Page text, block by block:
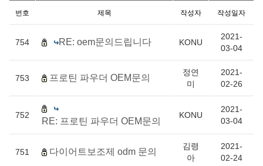
번호 제목 작성자 작성일자
754 RE: oem문의드립니다 KONU
2021-
03-04
753 프로틴 파우더 OEM문의
정연
미
2021-
02-26
752
RE: 프로틴 파우더 OEM문의
KONU
2021-
03-04
751 다이어트보조제 odm 문의
김령
아
2021-
02-24